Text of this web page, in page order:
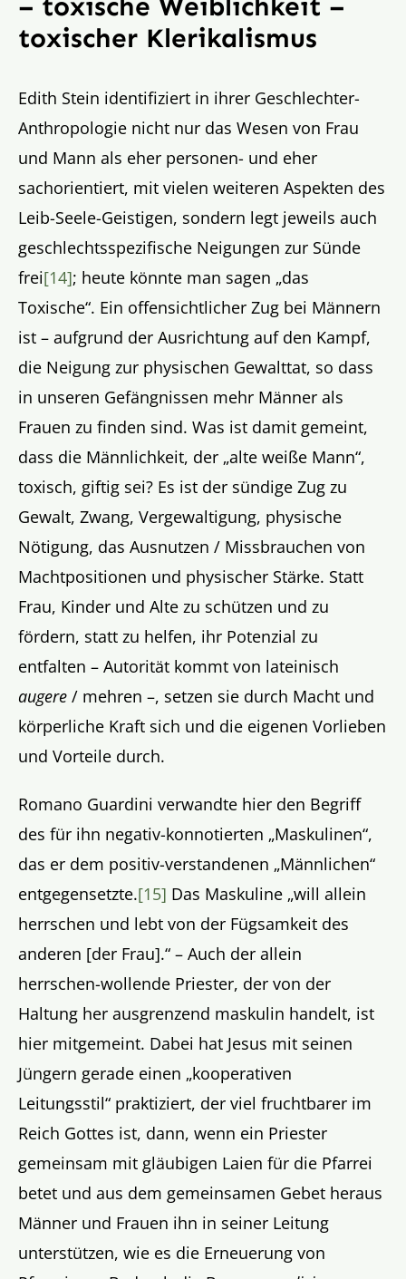
toxischer Klerikalismus
Edith Stein identifiziert in ihrer Geschlechter-
Anthropologie nicht nur das Wesen von Frau
und Mann als eher personen- und eher
sachorientiert, mit vielen weiteren Aspekten des
Leib-Seele-Geistigen, sondern legt jeweils auch
geschlechtsspezifische Neigungen zur Sünde
frei[14]; heute könnte man sagen „das
Toxische“. Ein offensichtlicher Zug bei Männern
ist – aufgrund der Ausrichtung auf den Kampf,
die Neigung zur physischen Gewalttat, so dass
in unseren Gefängnissen mehr Männer als
Frauen zu finden sind. Was ist damit gemeint,
dass die Männlichkeit, der „alte weiße Mann“,
toxisch, giftig sei? Es ist der sündige Zug zu
Gewalt, Zwang, Vergewaltigung, physische
Nötigung, das Ausnutzen / Missbrauchen von
Machtpositionen und physischer Stärke. Statt
Frau, Kinder und Alte zu schützen und zu
fördern, statt zu helfen, ihr Potenzial zu
entfalten – Autorität kommt von lateinisch
augere / mehren –, setzen sie durch Macht und
körperliche Kraft sich und die eigenen Vorlieben
und Vorteile durch.
Romano Guardini verwandte hier den Begriff
des für ihn negativ-konnotierten „Maskulinen“,
das er dem positiv-verstandenen „Männlichen“
entgegensetzte.[15] Das Maskuline „will allein
herrschen und lebt von der Fügsamkeit des
anderen [der Frau].“ – Auch der allein
herrschen-wollende Priester, der von der
Haltung her ausgrenzend maskulin handelt, ist
hier mitgemeint. Dabei hat Jesus mit seinen
Jüngern gerade einen „kooperativen
Leitungsstil“ praktiziert, der viel fruchtbarer im
Reich Gottes ist, dann, wenn ein Priester
gemeinsam mit gläubigen Laien für die Pfarrei
betet und aus dem gemeinsamen Gebet heraus
Männer und Frauen ihn in seiner Leitung
unterstützen, wie es die Erneuerung von